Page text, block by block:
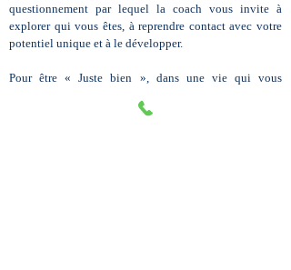
questionnement par lequel la coach vous invite à
explorer qui vous êtes, à reprendre contact avec votre
potentiel unique et à le développer.
Pour être « Juste bien », dans une vie qui vous